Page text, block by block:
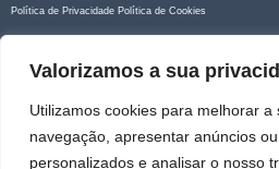
Valorizamos a sua
Utilizamos cookies para melhorar a
navegação, apresentar anúncios
personalizados e analisar o nosso
Política de Privacidade Política de Cookies